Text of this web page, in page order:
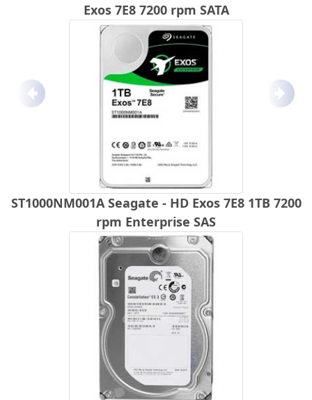
Exos 7E8 7200 rpm SATA
ST1000NM001A Seagate - HD Exos 7E8 1TB 7200
rpm Enterprise SAS
Anterior